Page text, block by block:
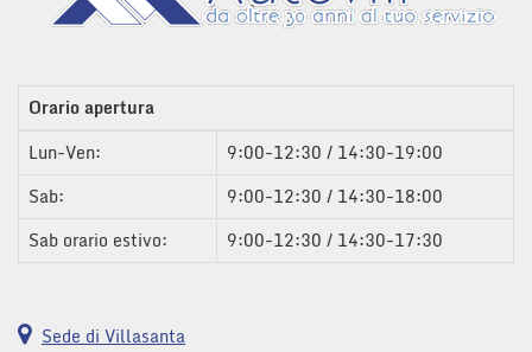
Orario apertura
Lun-Ven:
9:00-12:30 / 14:30-19:00
Sab:
9:00-12:30 / 14:30-18:00
Sab orario estivo:
9:00-12:30 / 14:30-17:30
Sede di Villasanta